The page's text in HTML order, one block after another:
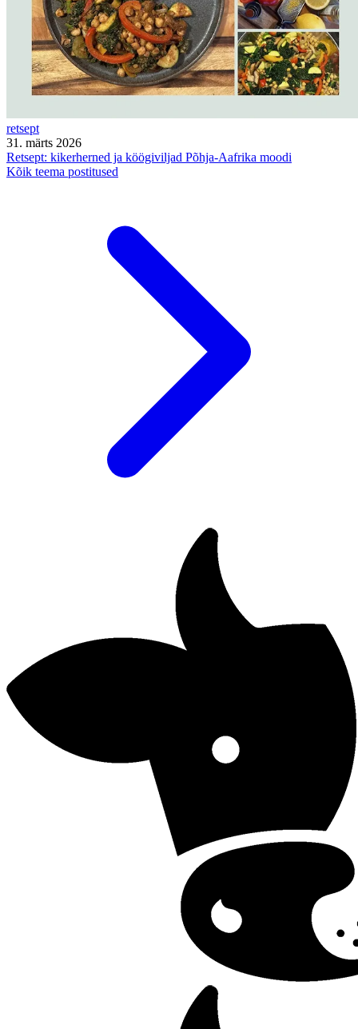
retsept
31. märts 2026
Retsept: kikerherned ja köögiviljad Põhja-Aafrika moodi
Kõik teema postitused